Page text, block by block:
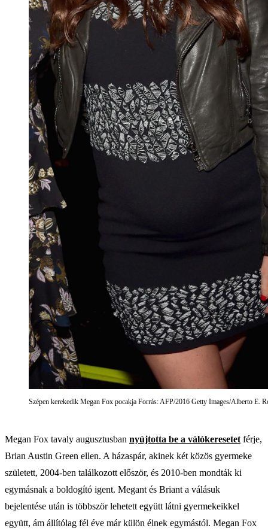
Szépen kerekedik Megan Fox pocakja Forrás: AFP/2016 Getty Images/Alberto E.
Megan Fox tavaly augusztusban nyújtotta be a válókeresetet férje,
Brian Austin Green ellen. A házaspár, akinek két közös gyermeke
született, 2004-ben találkozott először, és 2010-ben mondták ki
egymásnak a boldogító igent. Megant és Briant a válásuk
bejelentése után is többször lehetett együtt látni gyermekeikkel
együtt, ám állítólag fél éve már külön élnek egymástól. Megan Fox